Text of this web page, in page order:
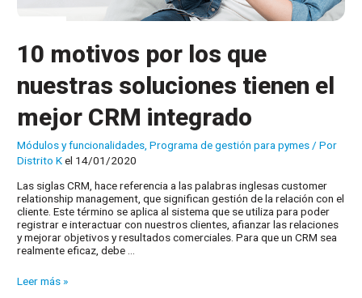
10 motivos por los que
nuestras soluciones tienen el
mejor CRM integrado
Módulos y funcionalidades ,Programa de gestión para pymes / Por
Distrito Kel 14/01/2020
Las siglas CRM, hace referencia a las palabras inglesas customer
relationship management, que significan gestión de la relación con el
cliente. Este término se aplica al sistema que se utiliza para poder
registrar e interactuar con nuestros clientes, afianzar las relaciones
y mejorar objetivos y resultados comerciales. Para que un CRM sea
realmente eficaz, debe …
10
Leer más »